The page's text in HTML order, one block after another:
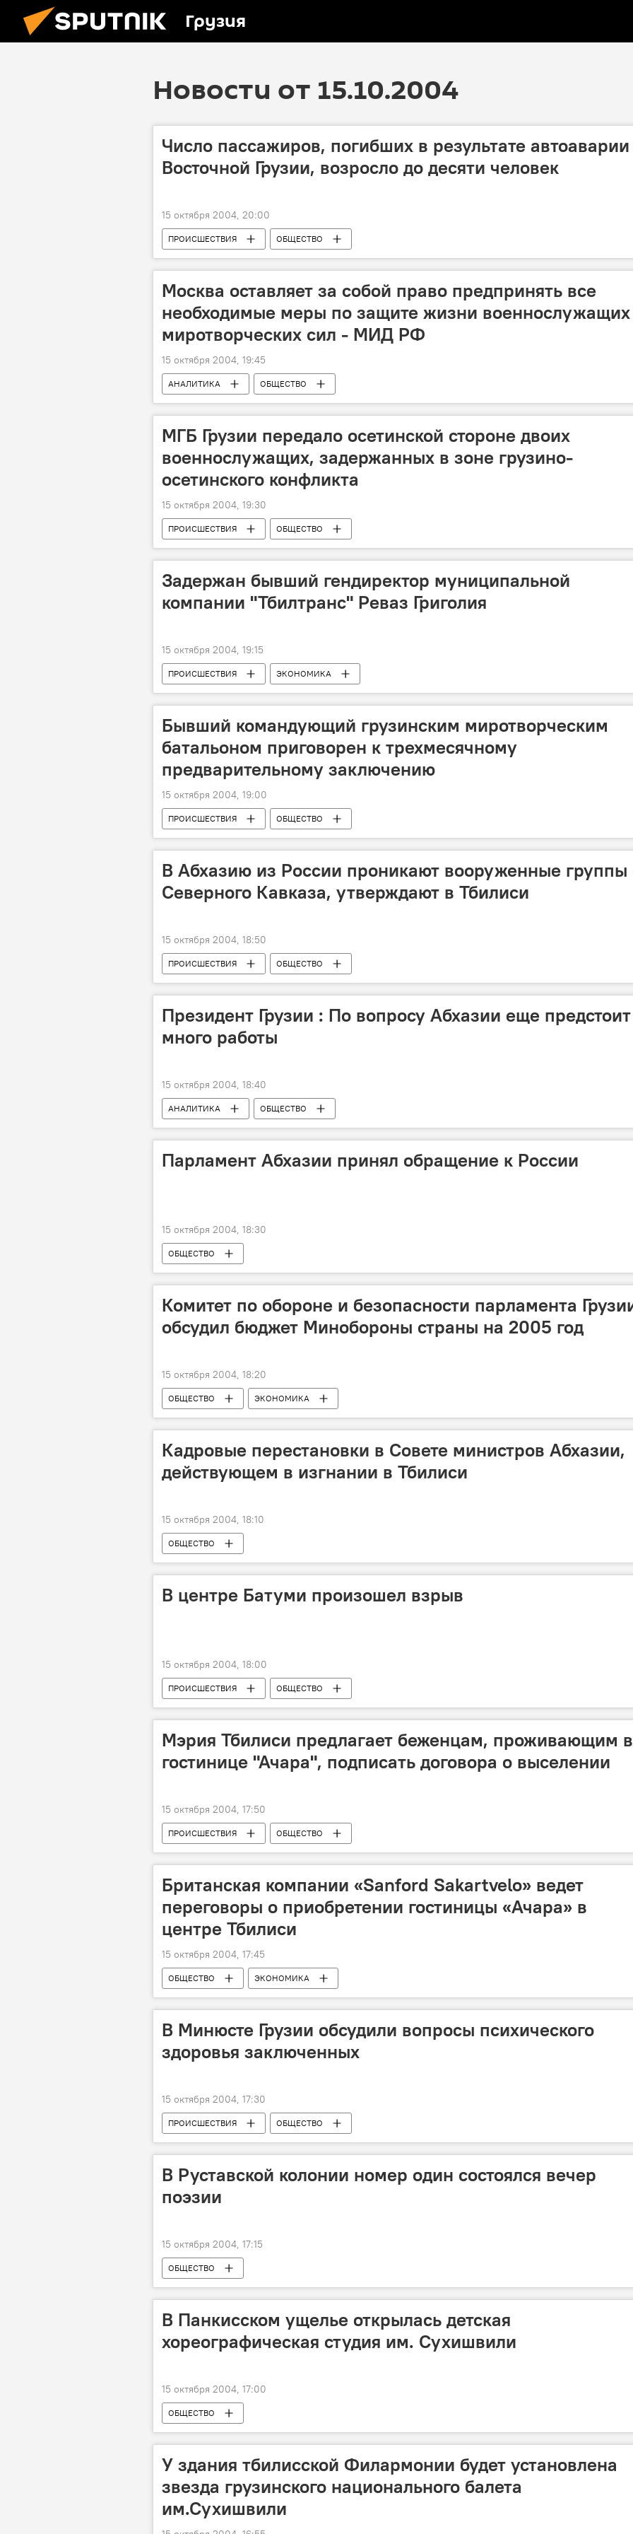
Грузия
Новости от 15.10.2004
Число пассажиров, погибших в результате
Восточной Грузии, возросло до десяти человек
15 октября 2004, 20:00
ПРОИСШЕСТВИЯ ОБЩЕСТВО
Москва оставляет за собой право предпринять все
необходимые меры по защите жизни военнослужащих
миротворческих сил - МИД РФ
15 октября 2004, 19:45
АНАЛИТИКА ОБЩЕСТВО
МГБ Грузии передало осетинской стороне двоих
военнослужащих, задержанных в зоне грузино-
осетинского конфликта
15 октября 2004, 19:30
ПРОИСШЕСТВИЯ ОБЩЕСТВО
Задержан бывший гендиректор муниципальной
компании "Тбилтранс" Реваз Григолия
15 октября 2004, 19:15
ПРОИСШЕСТВИЯ ЭКОНОМИКА
Бывший командующий грузинским миротворческим
батальоном приговорен к трехмесячному
предварительному заключению
15 октября 2004, 19:00
ПРОИСШЕСТВИЯ ОБЩЕСТВО
В Абхазию из России проникают вооруженные группы
Северного Кавказа, утверждают в Тбилиси
15 октября 2004, 18:50
ПРОИСШЕСТВИЯ ОБЩЕСТВО
Президент Грузии : По вопросу Абхазии еще предстоит
много работы
15 октября 2004, 18:40
АНАЛИТИКА ОБЩЕСТВО
Парламент Абхазии принял обращение к России
15 октября 2004, 18:30
ОБЩЕСТВО
Комитет по обороне и безопасности парламента
обсудил бюджет Минобороны страны на 2005 год
15 октября 2004, 18:20
ОБЩЕСТВО ЭКОНОМИКА
Кадровые перестановки в Совете министров Абхазии,
действующем в изгнании в Тбилиси
15 октября 2004, 18:10
ОБЩЕСТВО
В центре Батуми произошел взрыв
15 октября 2004, 18:00
ПРОИСШЕСТВИЯ ОБЩЕСТВО
Мэрия Тбилиси предлагает беженцам, проживающим в
гостинице "Ачара", подписать договора о выселении
15 октября 2004, 17:50
ПРОИСШЕСТВИЯ ОБЩЕСТВО
Британская компании «Sanford Sakartvelo» ведет
переговоры о приобретении гостиницы «Ачара» в
центре Тбилиси
15 октября 2004, 17:45
ОБЩЕСТВО ЭКОНОМИКА
В Минюсте Грузии обсудили вопросы психического
здоровья заключенных
15 октября 2004, 17:30
ПРОИСШЕСТВИЯ ОБЩЕСТВО
В Руставской колонии номер один состоялся вечер
поэзии
15 октября 2004, 17:15
ОБЩЕСТВО
В Панкисском ущелье открылась детская
хореографическая студия им. Сухишвили
15 октября 2004, 17:00
ОБЩЕСТВО
У здания тбилисской Филармонии будет установлена
звезда грузинского национального балета
им.Сухишвили